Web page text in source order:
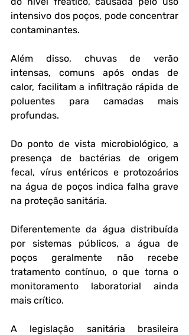
intensivo dos poços, pode concentrar
contaminantes.
Além disso, chuvas de verão
intensas, comuns após ondas de
calor, facilitam a infiltração rápida de
poluentes para camadas mais
profundas.
Do ponto de vista microbiológico, a
presença de bactérias de origem
fecal, vírus entéricos e protozoários
na água de poços indica falha grave
na proteção sanitária.
Diferentemente da água distribuída
por sistemas públicos, a água de
poços geralmente não recebe
tratamento contínuo, o que torna o
monitoramento laboratorial ainda
mais crítico.
A legislação sanitária brasileira